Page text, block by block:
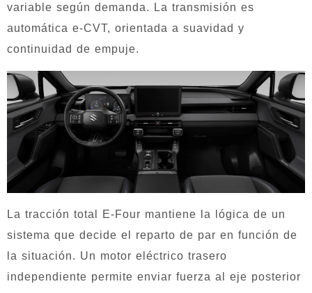
variable según demanda. La transmisión es
automática e-CVT, orientada a suavidad y
continuidad de empuje.
La tracción total E-Four mantiene la lógica de un
sistema que decide el reparto de par en función de
la situación. Un motor eléctrico trasero
independiente permite enviar fuerza al eje posterior